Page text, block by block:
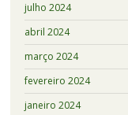
julho 2024
abril 2024
março 2024
fevereiro 2024
janeiro 2024